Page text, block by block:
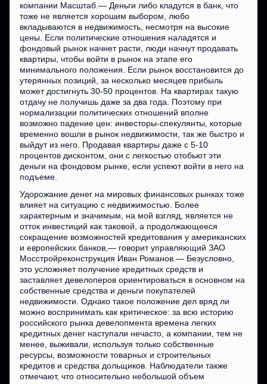
компании Масштаб.— Деньги либо кладутся в банк, что
тоже не является хорошим выбором, любо
вкладываются в недвижимость, несмотря на высокие
цены. Если политические отношения наладятся и
фондовый рынок начнет расти, люди начнут продавать
квартиры, чтобы войти в рынок на этапе его
минимального положения. Если рынок восстановится до
утерянных позиций, за несколько месяцев прибыль
может достигнуть 30-50 процентов. На квартирах такую
отдачу не получишь даже за два года. Поэтому при
нормализации политических отношений вполне
возможно падение цен: инвесторы-спекулянты, которые
временно вошли в рынок недвижимости, так же быстро и
выйдут из него. Продавая квартиры даже с 5-10
процентов дисконтом, они с легкостью отобьют эти
деньги на фондовом рынке, если успеют войти в него на
подъеме.
Удорожание денег на мировых финансовых рынках тоже
влияет на ситуацию с недвижимостью. Более
характерным и значимым, на мой взгляд, является не
отток инвестиций как таковой, а продолжающееся
сокращение возможностей кредитования у американских
и европейских банков,— говорит управляющий ЗАО
Мосстройреконструкция Иван Романов.— Безусловно,
это усложняет получение кредитных средств и
заставляет девелоперов ориентироваться в основном на
собственные средства и деньги покупателей
недвижимости. Однако такое положение дел вряд ли
можно воспринимать как критическое: за всю историю
российского рынка девелопмента времена легких
кредитных денег наступали нечасто, а компании, тем не
менее, выживали, используя только собственные
ресурсы, возможности товарных и строительных
кредитов и средства дольщиков. Наблюдатели также
отмечают, что относительно небольшой объем